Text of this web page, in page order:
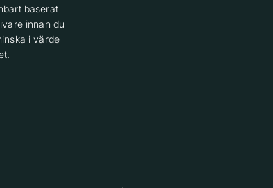
baserat
innan du
i värde